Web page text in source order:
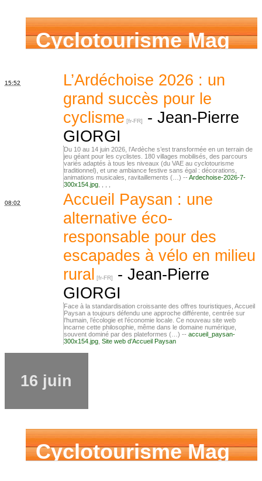
Cyclotourisme Mag
15:52
L’Ardéchoise 2026 : un
grand succès pour le
cyclisme
- Jean-Pierre
GIORGI
Du 10 au 14 juin 2026, l’Ardèche s’est transformée en un terrain de
jeu géant pour les cyclistes. 180 villages mobilisés, des parcours
variés adaptés à tous les niveaux (du VAE au cyclotourisme
traditionnel), et une ambiance festive sans égal : décorations,
animations musicales, ravitaillements (…) -- Ardechoise-2026-7-
300x154.jpg
08:02
Accueil Paysan : une
alternative éco-
responsable pour des
escapades à vélo en milieu
rural
- Jean-Pierre
GIORGI
Face à la standardisation croissante des offres touristiques, Accueil
Paysan a toujours défendu une approche différente, centrée sur
l’humain, l’écologie et l’économie locale. Ce nouveau site web
incarne cette philosophie, même dans le domaine numérique,
souvent dominé par des plateformes (…) -- accueil_paysan-
300x154.jpg Site web d’Accueil Paysan
16 juin
Cyclotourisme Mag